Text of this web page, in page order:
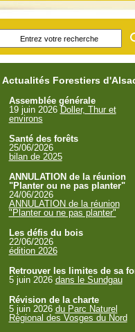
Actualités Forestiers
Assemblée générale
19 juin 2026 Doller, Thur et
environs
Santé des forêts
25/06/2026
bilan de 2025
ANNULATION de la réunion
"Planter ou ne pas planter"
24/06/2026
ANNULATION de la réunion
"Planter ou ne pas planter"
Les défis du bois
22/06/2026
édition 2026
Retrouver les limites de sa
5 juin 2026 dans le Sundgau
Révision de la charte
5 juin 2026 du Parc Naturel
Régional des Vosges du Nord